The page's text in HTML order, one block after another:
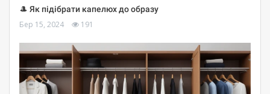
🎩 Як підібрати капелюх до образу
Бер 15, 2024 191